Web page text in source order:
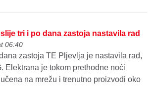
tri i po dana zastoja nastavila rad
06:40
zastoja TE Pljevlja je nastavila rad,
Elektrana je tokom prethodne noći
na mrežu i trenutno proizvodi oko